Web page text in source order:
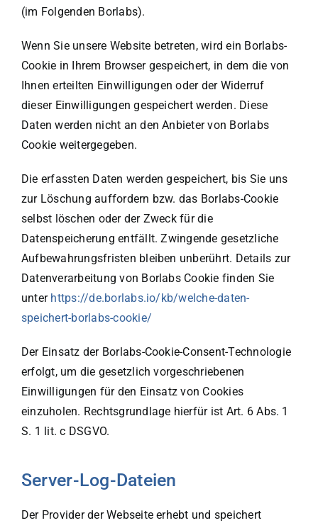
(im Folgenden Borlabs).
Wenn Sie unsere Website betreten, wird ein Borlabs-
Cookie in Ihrem Browser gespeichert, in dem die von
Ihnen erteilten Einwilligungen oder der Widerruf
dieser Einwilligungen gespeichert werden. Diese
Daten werden nicht an den Anbieter von Borlabs
Cookie weitergegeben.
Die erfassten Daten werden gespeichert, bis Sie uns
zur Löschung auffordern bzw. das Borlabs-Cookie
selbst löschen oder der Zweck für die
Datenspeicherung entfällt. Zwingende gesetzliche
Aufbewahrungsfristen bleiben unberührt. Details zur
Datenverarbeitung von Borlabs Cookie finden Sie
unter https://de.borlabs.io/kb/welche-daten-
speichert-borlabs-cookie/
Der Einsatz der Borlabs-Cookie-Consent-Technologie
erfolgt, um die gesetzlich vorgeschriebenen
Einwilligungen für den Einsatz von Cookies
einzuholen. Rechtsgrundlage hierfür ist Art. 6 Abs. 1
S. 1 lit. c DSGVO.
Server-Log-Dateien
Der Provider der Webseite erhebt und speichert